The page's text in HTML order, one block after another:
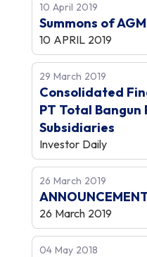
10 April 2019
Summons of AGM
10 APRIL 2019
29 March 2019
Consolidated
PT Total
Subsidiaries
Investor Daily
26 March 2019
26 March 2019
04 May 2018